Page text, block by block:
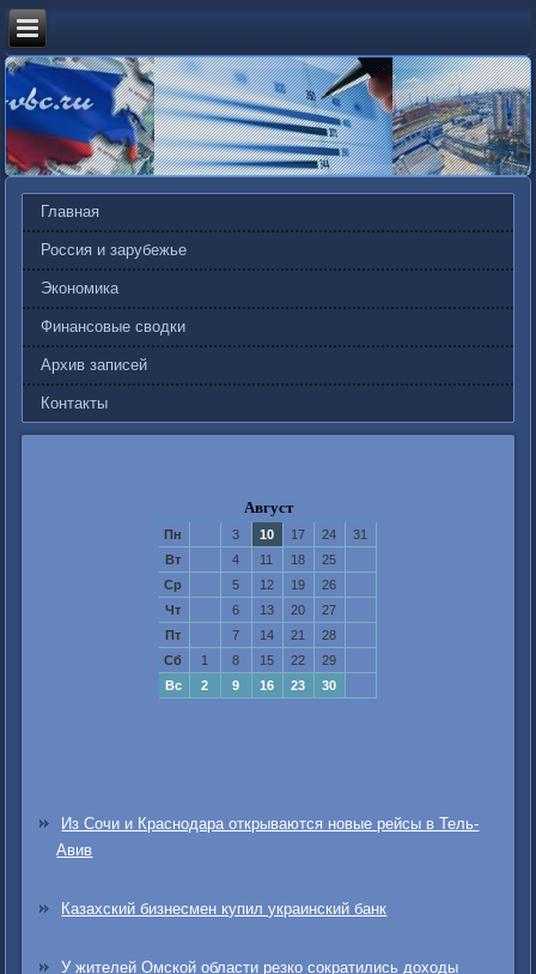
Главная
Россия и зарубежье
Экономика
Финансовые сводки
Архив записей
Контакты
Август
Пн 3 10 17 24
31
Вт
4 11 18
25
Ср
5 12 19
26
Чт
6 13 20
27
Пт
7 14 21
28
Сб
1 8 15 22
29
Вс
2 9 16 23 30
Из Сочи и Краснодара открываются новые рейсы в Тель-
Авив
Казахский бизнесмен купил украинский банк
У жителей Омской области резко сократились доходы